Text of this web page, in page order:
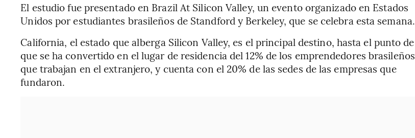
El estudio fue presentado en Brazil At Silicon Valley, un evento organizado en Estados
Unidos por estudiantes brasileños de Standford y Berkeley, que se celebra esta semana.
California, el estado que alberga Silicon Valley, es el principal destino, hasta el punto de
que se ha convertido en el lugar de residencia del 12% de los emprendedores brasileños
que trabajan en el extranjero, y cuenta con el 20% de las sedes de las empresas que
fundaron.